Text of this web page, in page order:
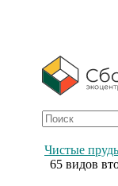
Чистые
65 видов